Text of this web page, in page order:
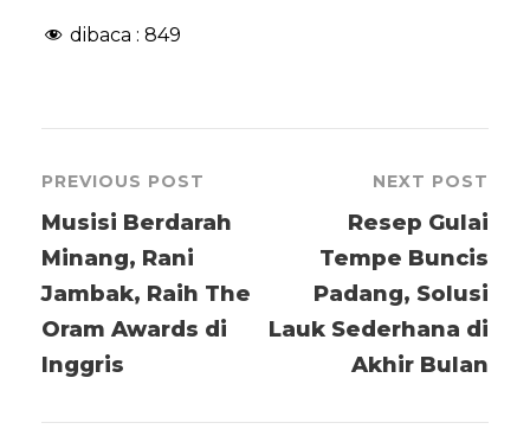
dibaca : 849
PREVIOUS POST
Musisi Berdarah
Minang, Rani
Jambak, Raih The
Oram Awards di
Inggris
NEXT POST
Resep Gulai
Tempe Buncis
Padang, Solusi
Lauk Sederhana di
Akhir Bulan